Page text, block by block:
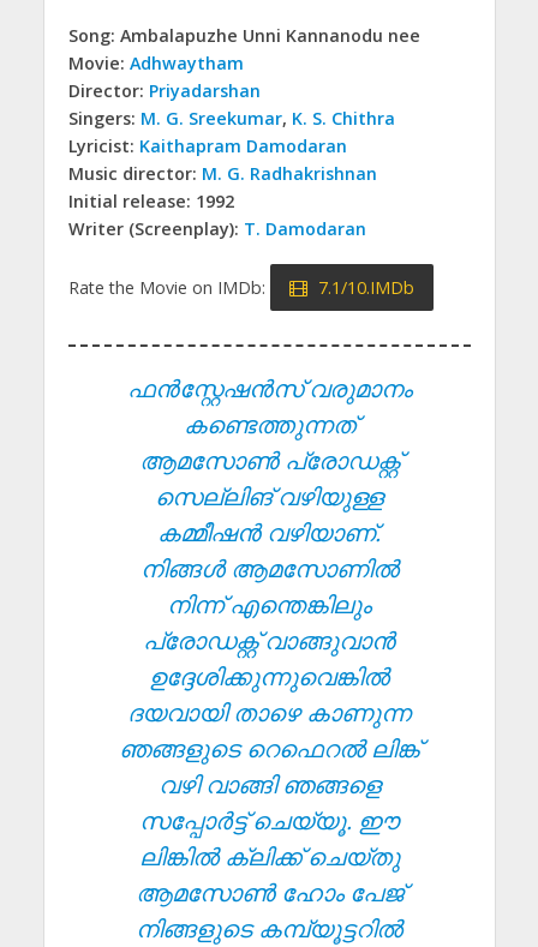
Song: Ambalapuzhe Unni Kannanodu nee
Movie: Adhwaytham
Director: Priyadarshan
Singers: M. G. Sreekumar, K. S. Chithra
Lyricist: Kaithapram Damodaran
Music director: M. G. Radhakrishnan
Initial release: 1992
Writer (Screenplay): T. Damodaran
Rate the Movie on IMDb: 7.1/10.IMDb
ഫൻസ്റ്റേഷൻസ് വരുമാനം
കണ്ടെത്തുന്നത്
ആമസോൺ പ്രോഡക്റ്റ്
സെല്ലിങ് വഴിയുള്ള
കമ്മീഷൻ വഴിയാണ്.
നിങ്ങൾ ആമസോണിൽ
നിന്ന് എന്തെങ്കിലും
പ്രോഡക്റ്റ് വാങ്ങുവാൻ
ഉദ്ദേശിക്കുന്നുവെങ്കിൽ
ദയവായി താഴെ കാണുന്ന
ഞങ്ങളുടെ റെഫെറൽ ലിങ്ക്
വഴി വാങ്ങി ഞങ്ങളെ
സപ്പോർട്ട് ചെയ്യൂ. ഈ
ലിങ്കിൽ ക്ലിക്ക് ചെയ്തു
ആമസോൺ ഹോം പേജ്
നിങ്ങളുടെ കമ്പ്യൂട്ടറിൽ